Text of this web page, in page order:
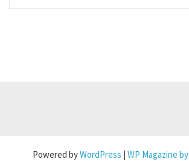
Powered byWordPress | WP Magazine